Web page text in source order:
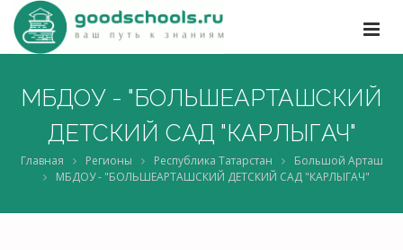
МБДОУ - "БОЛЬШЕАРТАШСКИЙ
ДЕТСКИЙ САД "КАРЛЫГАЧ"
Главная Регионы Республика Татарстан
Большой Арташ
МБДОУ - "БОЛЬШЕАРТАШСКИЙ ДЕТСКИЙ САД "КАРЛЫГАЧ"